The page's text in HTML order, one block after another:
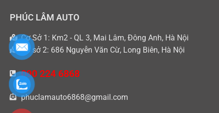
PHÚC LÂM AUTO
Cơ Sở 1: Km2 - QL 3, Mai Lâm, Đông Anh, Hà Nội
Cơ sở 2: 686 Nguyễn Văn Cừ, Long Biên, Hà Nội
090 224 6868
phuclamauto6868@gmail.com